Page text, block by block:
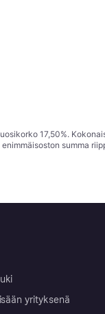
17,50%.
summa
yrityksenä